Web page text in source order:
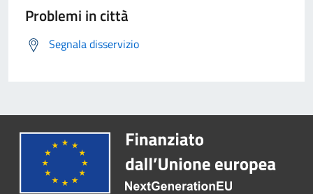
Problemi in città
Segnala disservizio